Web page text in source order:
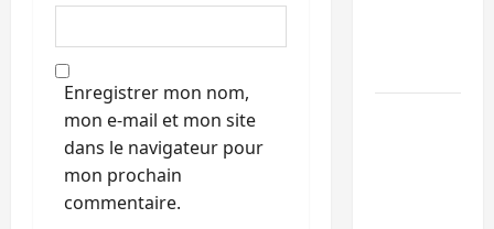
Enregistrer mon nom,
mon e-mail et mon site
dans le navigateur pour
mon prochain
commentaire.